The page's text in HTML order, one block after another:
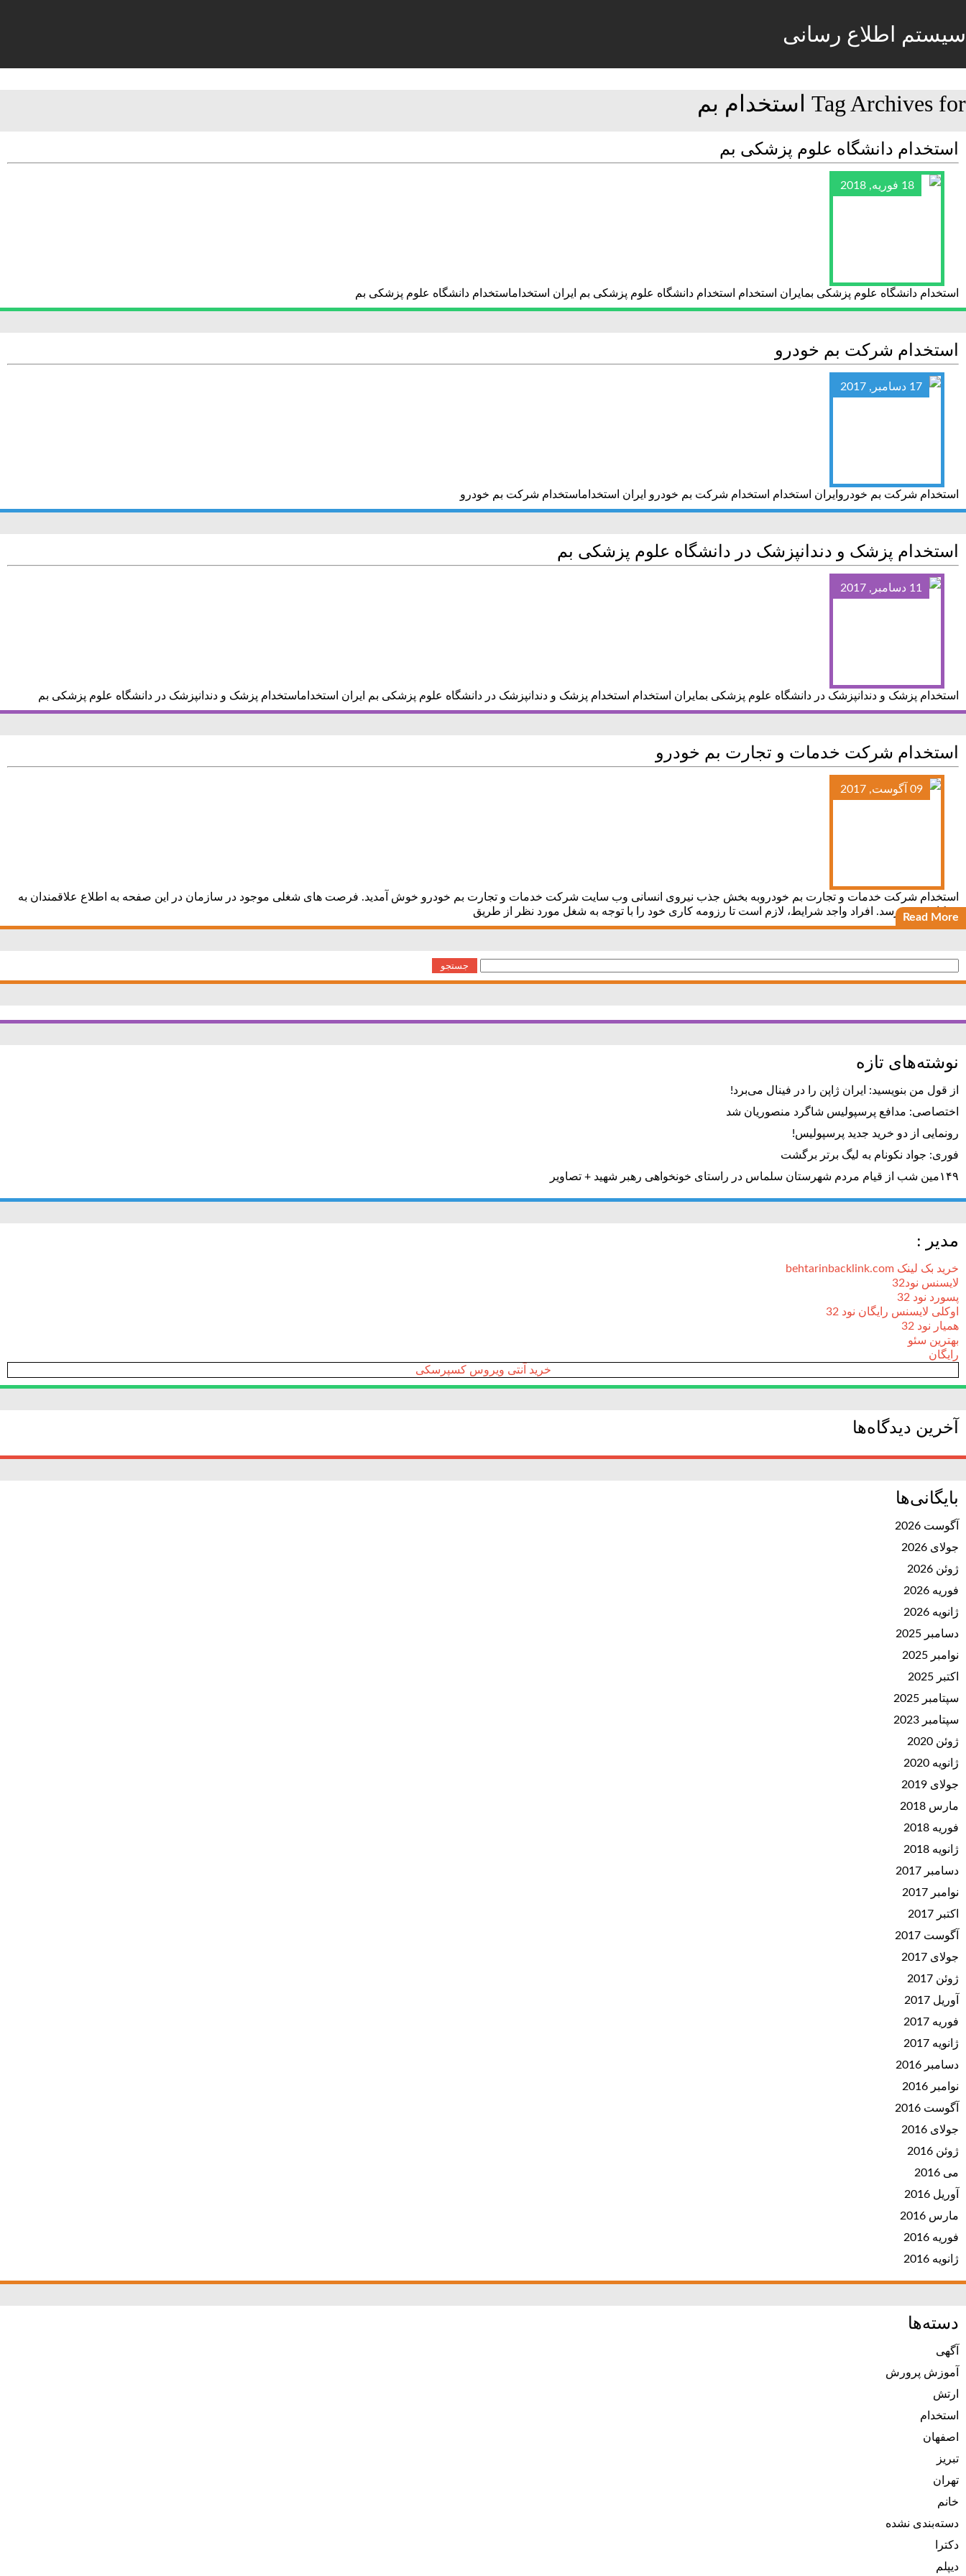
سیستم اطلاع رسانی
Tag Archives for استخدام بم
استخدام دانشگاه علوم پزشکی بم
18 فوریه, 2018
استخدام دانشگاه علوم پزشکی بمایران استخدام استخدام دانشگاه علوم پزشکی بم ایران استخداماستخدام دانشگاه علوم پزشکی بم
استخدام شرکت بم خودرو
17 دسامبر, 2017
استخدام شرکت بم خودروایران استخدام استخدام شرکت بم خودرو ایران استخداماستخدام شرکت بم خودرو
استخدام پزشک و دندانپزشک در دانشگاه علوم پزشکی بم
11 دسامبر, 2017
استخدام پزشک و دندانپزشک در دانشگاه علوم پزشکی بمایران استخدام استخدام پزشک و دندانپزشک در دانشگاه علوم پزشکی بم ایران استخداماستخدام پزشک و دندانپزشک در دانشگاه علوم پزشکی بم
استخدام شرکت خدمات و تجارت بم خودرو
09 آگوست, 2017
استخدام شرکت خدمات و تجارت بم خودروبه بخش جذب نیروی انسانی وب سایت شرکت خدمات و تجارت بم خودرو خوش آمدید. فرصت های شغلی موجود در سازمان در این صفحه به اطلاع علاقمندان به
همکاری می رسد. افراد واجد شرایط، لازم است تا رزومه کاری خود را با توجه به شغل مورد نظر از طریق
Read More
برای:
نوشته‌های تازه
از قول من بنویسید: ایران ژاپن را در فینال می‌برد!
اختصاصی: مدافع پرسپولیس شاگرد منصوریان شد
رونمایی از دو خرید جدید پرسپولیس!
فوری: جواد نکونام به لیگ برتر برگشت
۱۴۹مین شب از قیام مردم شهرستان سلماس در راستای خونخواهی رهبر شهید + تصاویر
مدیر :
خرید بک لینک behtarinbacklink.com
لایسنس نود32
پسورد نود 32
اوکلی لایسنس رایگان نود 32
همیار نود 32
بهترین سئو
رایگان
خرید آنتی ویروس کسپرسکی
آخرین دیدگاه‌ها
بایگانی‌ها
آگوست 2026
جولای 2026
ژوئن 2026
فوریه 2026
ژانویه 2026
دسامبر 2025
نوامبر 2025
اکتبر 2025
سپتامبر 2025
سپتامبر 2023
ژوئن 2020
ژانویه 2020
جولای 2019
مارس 2018
فوریه 2018
ژانویه 2018
دسامبر 2017
نوامبر 2017
اکتبر 2017
آگوست 2017
جولای 2017
ژوئن 2017
آوریل 2017
فوریه 2017
ژانویه 2017
دسامبر 2016
نوامبر 2016
آگوست 2016
جولای 2016
ژوئن 2016
می 2016
آوریل 2016
مارس 2016
فوریه 2016
ژانویه 2016
دسته‌ها
آگهی
آموزش پرورش
ارتش
استخدام
اصفهان
تبریز
تهران
خانم
دسته‌بندی نشده
دکترا
دیپلم